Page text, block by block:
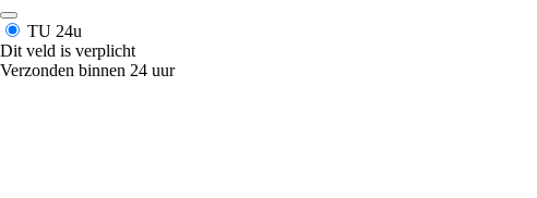
TU 24u
Dit veld is verplicht
Verzonden binnen 24 uur